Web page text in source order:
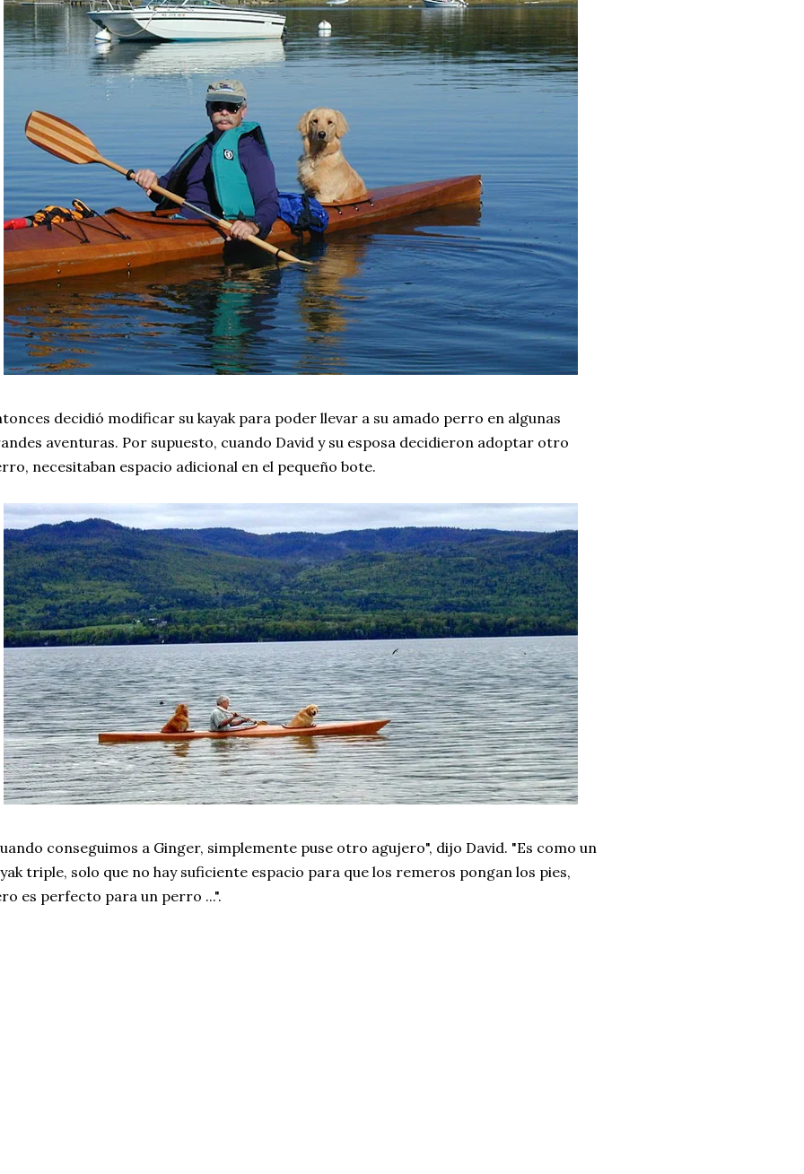
decidió modificar su kayak para poder llevar a su amado perro en algunas
aventuras. Por supuesto, cuando David y su esposa decidieron adoptar otro
necesitaban espacio adicional en el pequeño bote.
conseguimos a Ginger, simplemente puse otro agujero", dijo David. "Es como un
triple, solo que no hay suficiente espacio para que los remeros pongan los pies,
es perfecto para un perro ...".